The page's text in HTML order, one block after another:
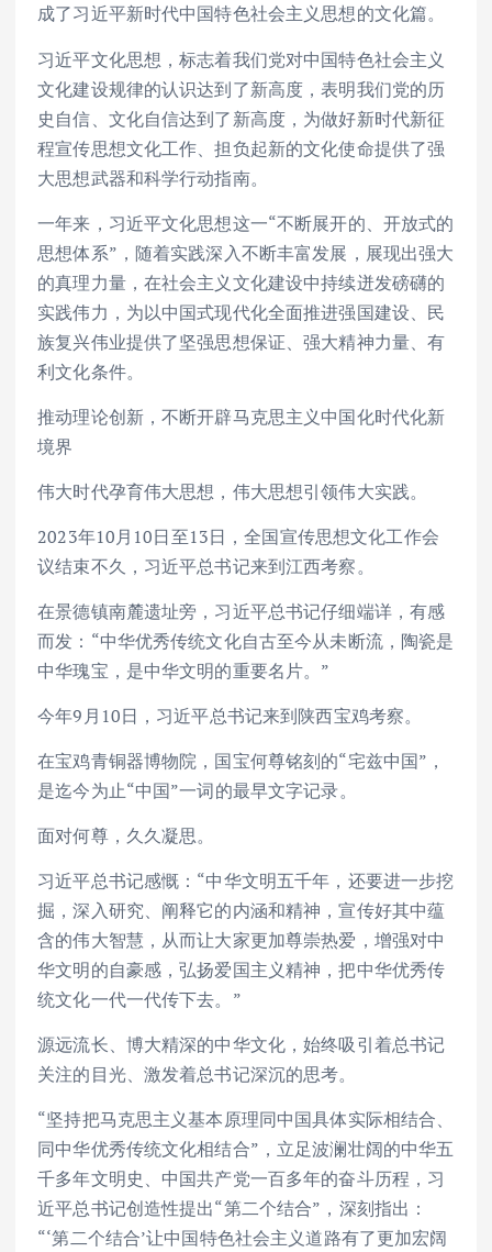
成了习近平新时代中国特色社会主义思想的文化篇。
习近平文化思想，标志着我们党对中国特色社会主义
文化建设规律的认识达到了新高度，表明我们党的历
史自信、文化自信达到了新高度，为做好新时代新征
程宣传思想文化工作、担负起新的文化使命提供了强
大思想武器和科学行动指南。
一年来，习近平文化思想这一“不断展开的、开放式的
思想体系”，随着实践深入不断丰富发展，展现出强大
的真理力量，在社会主义文化建设中持续迸发磅礴的
实践伟力，为以中国式现代化全面推进强国建设、民
族复兴伟业提供了坚强思想保证、强大精神力量、有
利文化条件。
推动理论创新，不断开辟马克思主义中国化时代化新
境界
伟大时代孕育伟大思想，伟大思想引领伟大实践。
2023年10月10日至13日，全国宣传思想文化工作会
议结束不久，习近平总书记来到江西考察。
在景德镇南麓遗址旁，习近平总书记仔细端详，有感
而发：“中华优秀传统文化自古至今从未断流，陶瓷是
中华瑰宝，是中华文明的重要名片。”
今年9月10日，习近平总书记来到陕西宝鸡考察。
在宝鸡青铜器博物院，国宝何尊铭刻的“宅兹中国”，
是迄今为止“中国”一词的最早文字记录。
面对何尊，久久凝思。
习近平总书记感慨：“中华文明五千年，还要进一步挖
掘，深入研究、阐释它的内涵和精神，宣传好其中蕴
含的伟大智慧，从而让大家更加尊崇热爱，增强对中
华文明的自豪感，弘扬爱国主义精神，把中华优秀传
统文化一代一代传下去。”
源远流长、博大精深的中华文化，始终吸引着总书记
关注的目光、激发着总书记深沉的思考。
“坚持把马克思主义基本原理同中国具体实际相结合、
同中华优秀传统文化相结合”，立足波澜壮阔的中华五
千多年文明史、中国共产党一百多年的奋斗历程，习
近平总书记创造性提出“第二个结合”，深刻指出：
“‘第二个结合’让中国特色社会主义道路有了更加宏阔